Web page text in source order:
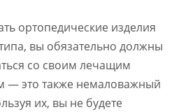
ортопедические изделия
вы обязательно должны
со своим лечащим
— это также немаловажный
их, вы не будете